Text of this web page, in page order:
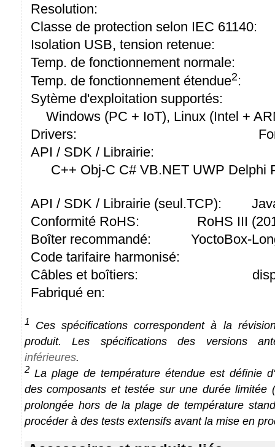
Resolution:
Classe de protection selon IEC 61140:
Isolation USB, tension retenue:
Temp. de fonctionnement normale:
Temp. de fonctionnement étendue2:
Sytème d'exploitation supportés:
Windows (PC + IoT), Linux (Intel +
Drivers:
API / SDK / Librairie:
C++ Obj-C C# VB.NET UWP Delphi
API / SDK / Librairie (seul.TCP):
Conformité RoHS:
RoHS III
Boîter recommandé:
YoctoBox-
Code tarifaire harmonisé:
Câbles et boîtiers:
Fabriqué en:
1
Ces spécifications correspondent à la
produit. Les spécifications des versions
inférieures.
2 La plage de température étendue est définie
des composants et testée sur une durée limitée
prolongée hors de la plage de température
procéder à des tests extensifs avant la mise en